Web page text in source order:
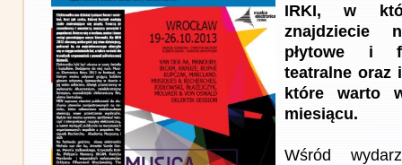
IRKI, w
znajdziecie
płytowe i
teatralne oraz
które warto
miesiącu.
Wśród